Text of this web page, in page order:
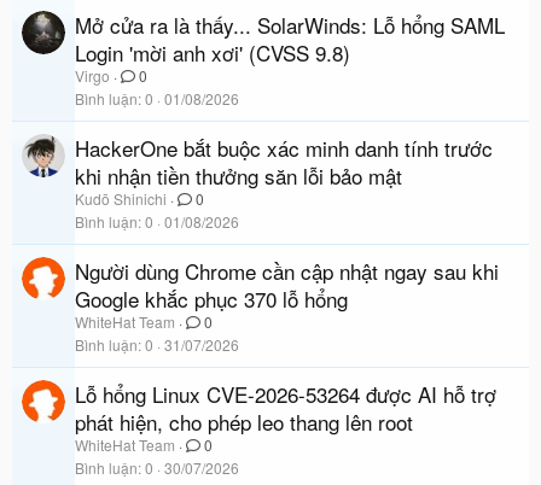
Mở cửa ra là thấy... SolarWinds: Lỗ hổng SAML
Login 'mời anh xơi' (CVSS 9.8)
Virgo
0
Bình luận 0 01/08/2026
HackerOne bắt buộc xác minh danh tính trước
khi nhận tiền thưởng săn lỗi bảo mật
Kudō Shinichi
0
Bình luận 0 01/08/2026
Người dùng Chrome cần cập nhật ngay sau khi
Google khắc phục 370 lỗ hổng
WhiteHat Team
0
Bình luận 0 31/07/2026
Lỗ hổng Linux CVE-2026-53264 được AI hỗ trợ
phát hiện, cho phép leo thang lên root
WhiteHat Team
0
Bình luận 0 30/07/2026